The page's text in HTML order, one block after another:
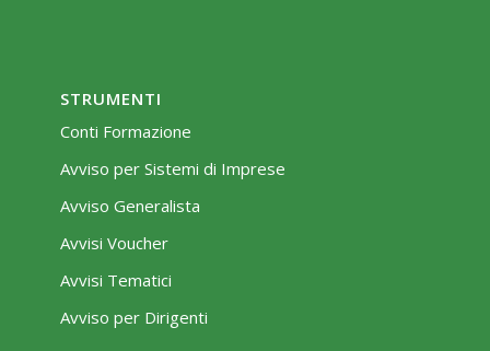
STRUMENTI
Conti Formazione
Avviso per Sistemi di Imprese
Avviso Generalista
Avvisi Voucher
Avvisi Tematici
Avviso per Dirigenti